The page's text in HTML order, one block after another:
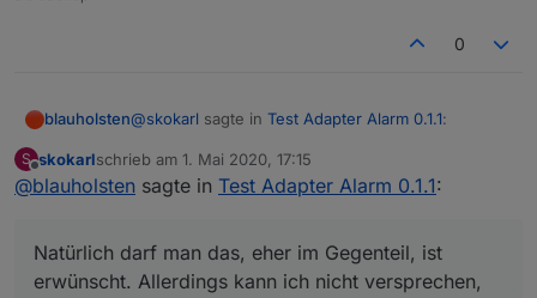
0
blauholsten@skokarl sagte in Test Adapter Alarm 0.1.1:
@blauholsten
Adapter hat unglaublich Potenzial.....spiele
nen bisschen rum,
da fallen mir bestimmt noch einige Dinge ein.
erwünscht. Allerdings kann ich nicht versprechen,
alles umzusetzen und das auch zeitnah. Versuche
jedoch mein bestes.
S
Offline
skokarlschrieb am 1. Mai 2020, 17:15
zuletzt editiert von
@blauholsten sagte in Test Adapter Alarm 0.1.1:
Natürlich darf man das, eher im Gegenteil, ist
erwünscht. Allerdings kann ich nicht versprechen,